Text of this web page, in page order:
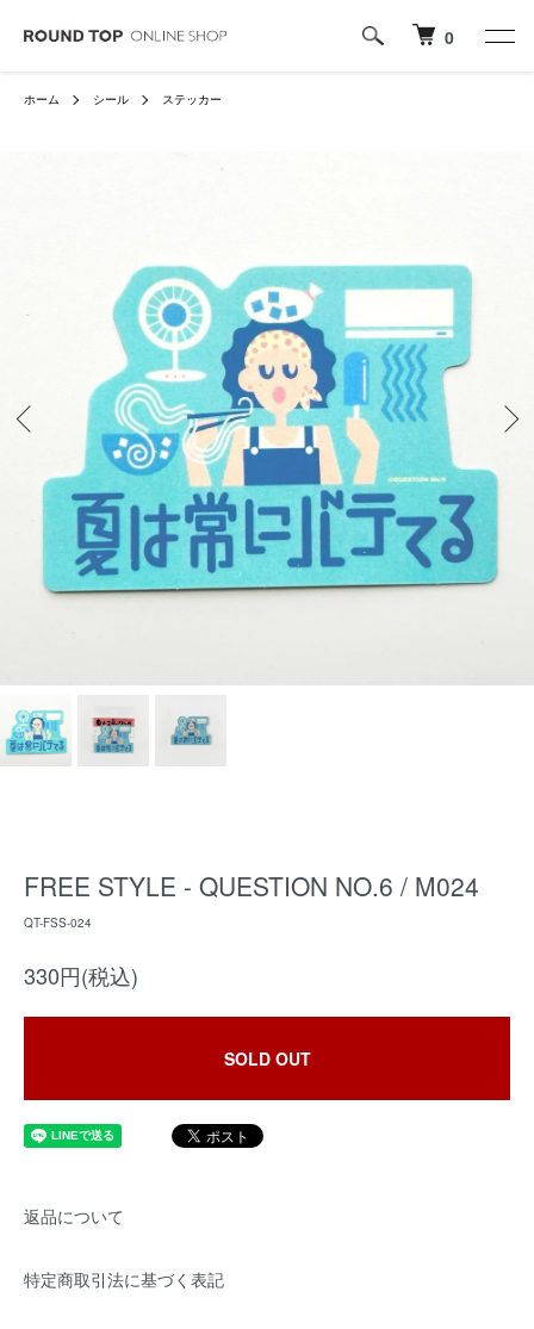
0
ホーム シール ステッカー
FREE STYLE - QUESTION NO.6 / M024
QT-FSS-024
330円(税込)
SOLD OUT
返品について
特定商取引法に基づく表記